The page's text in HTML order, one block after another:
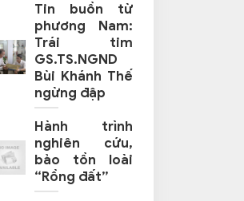
Tin buồn từ
phương Nam:
Trái tim
GS.TS.NGND
Bùi Khánh Thế
ngừng đập
Hành trình
nghiên cứu,
bảo tồn loài
“Rồng đất”